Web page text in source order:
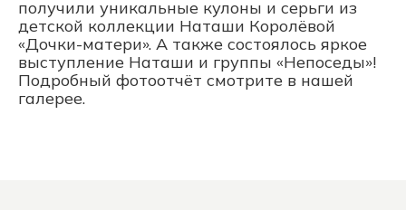
получили уникальные кулоны и серьги из
детской коллекции Наташи Королёвой
«Дочки-матери». А также состоялось яркое
выступление Наташи и группы «Непоседы»!
Подробный фотоотчёт смотрите в нашей
галерее.